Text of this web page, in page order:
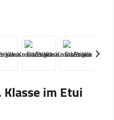
Klasse im Etui